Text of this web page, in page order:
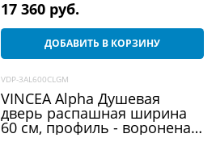
17 360 руб.
ДОБАВИТЬ В КОРЗИНУ
VDP-3AL600CLGM
VINCEA Alpha Душевая
дверь распашная ширина
60 см, профиль - вороненая